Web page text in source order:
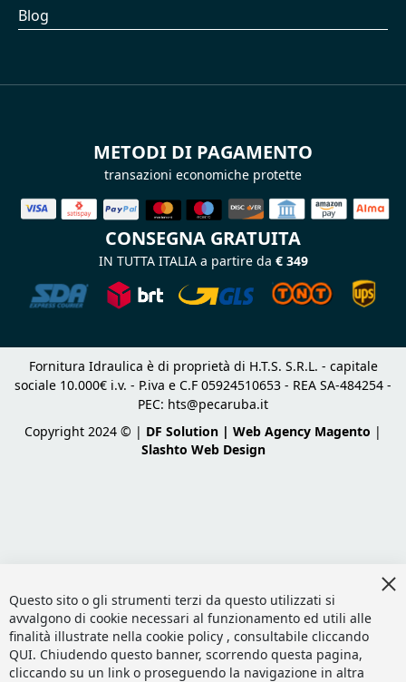
Blog
METODI DI PAGAMENTO
transazioni economiche protette
CONSEGNA GRATUITA
IN TUTTA ITALIA a partire da € 349
Fornitura Idraulica è di proprietà di H.T.S. S.R.L. - capitale
sociale 10.000€ i.v. - P.iva e C.F 05924510653 - REA SA-484254 -
PEC: hts@pecaruba.it
Copyright 2024 © | DF Solution | Web Agency Magento |
Slashto Web Design
Questo sito o gli strumenti terzi da questo utilizzati si
avvalgono di cookie necessari al funzionamento ed utili alle
finalità illustrate nella cookie policy , consultabile cliccando
QUI. Chiudendo questo banner, scorrendo questa pagina,
cliccando su un link o proseguendo la navigazione in altra